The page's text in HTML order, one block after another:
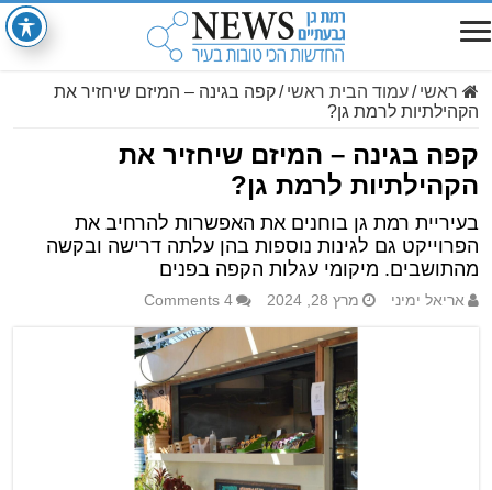
ראשי /עמוד הבית ראשי /קפה בגינה – המיזם שיחזיר את
הקהילתיות לרמת גן?
קפה בגינה – המיזם שיחזיר את
הקהילתיות לרמת גן?
בעיריית רמת גן בוחנים את האפשרות להרחיב את
הפרוייקט גם לגינות נוספות בהן עלתה דרישה ובקשה
מהתושבים. מיקומי עגלות הקפה בפנים
אריאל ימיני מרץ 28, 2024 4 Comments